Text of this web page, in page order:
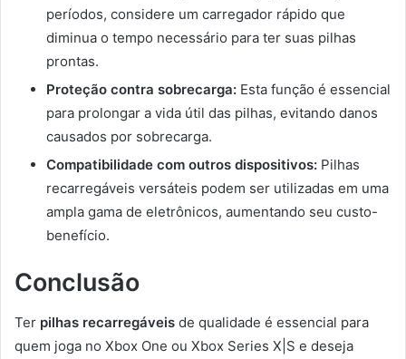
períodos, considere um carregador rápido que
diminua o tempo necessário para ter suas pilhas
prontas.
Proteção contra sobrecarga: Esta função é essencial
para prolongar a vida útil das pilhas, evitando danos
causados por sobrecarga.
Compatibilidade com outros dispositivos: Pilhas
recarregáveis versáteis podem ser utilizadas em uma
ampla gama de eletrônicos, aumentando seu custo-
benefício.
Conclusão
Ter pilhas recarregáveis de qualidade é essencial para
quem joga no Xbox One ou Xbox Series X|S e deseja